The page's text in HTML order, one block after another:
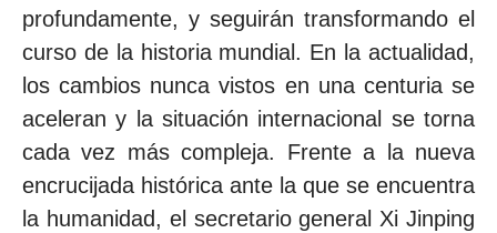
profundamente, y seguirán transformando el
curso de la historia mundial. En la actualidad,
los cambios nunca vistos en una centuria se
aceleran y la situación internacional se torna
cada vez más compleja. Frente a la nueva
encrucijada histórica ante la que se encuentra
la humanidad, el secretario general Xi Jinping